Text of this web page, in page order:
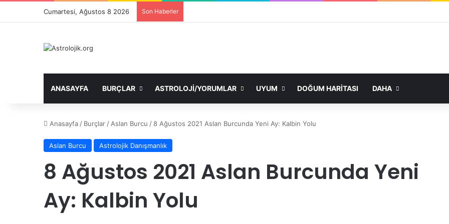
Cumartesi, Ağustos 8 2026 Son Haberler
ANASAYFA BURÇLAR ASTROLOJI/YORUMLAR UYUM DOĞUM HARITASI DAHA
Anasayfa / Burçlar / Aslan Burcu /8 Ağustos 2021 Aslan Burcunda Yeni Ay: Kalbin Yolu
Aslan Burcu Astrolojik Danışmanlık
8 Ağustos 2021 Aslan Burcunda Yeni
Ay: Kalbin Yolu